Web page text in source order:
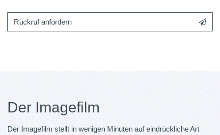
Rückruf anfordern
Der Imagefilm
Der Imagefilm stellt in wenigen Minuten auf eindrückliche Art